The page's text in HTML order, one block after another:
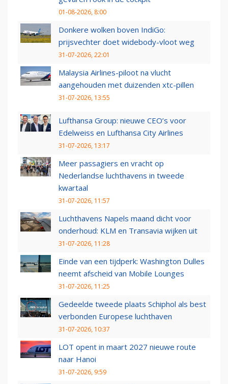
01-08-2026, 8:00
Donkere wolken boven IndiGo:
prijsvechter doet widebody-vloot weg
31-07-2026, 22:01
Malaysia Airlines-piloot na vlucht
aangehouden met duizenden xtc-pillen
31-07-2026, 13:55
Lufthansa Group: nieuwe CEO’s voor
Edelweiss en Lufthansa City Airlines
31-07-2026, 13:17
Meer passagiers en vracht op
Nederlandse luchthavens in tweede
kwartaal
31-07-2026, 11:57
Luchthavens Napels maand dicht voor
onderhoud: KLM en Transavia wijken uit
31-07-2026, 11:28
Einde van een tijdperk: Washington Dulles
neemt afscheid van Mobile Lounges
31-07-2026, 11:25
Gedeelde tweede plaats Schiphol als best
verbonden Europese luchthaven
31-07-2026, 10:37
LOT opent in maart 2027 nieuwe route
naar Hanoi
31-07-2026, 9:59